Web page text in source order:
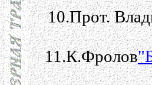
10.Прот.
11.К.Фролов